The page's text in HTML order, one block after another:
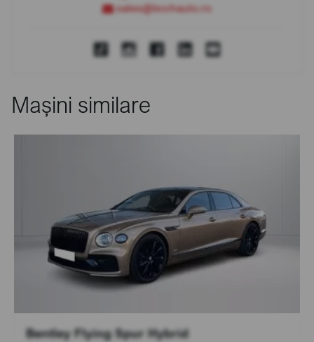
sales@bcchauto.ro
Mașini similare
Bentley Flying Spur Hybrid